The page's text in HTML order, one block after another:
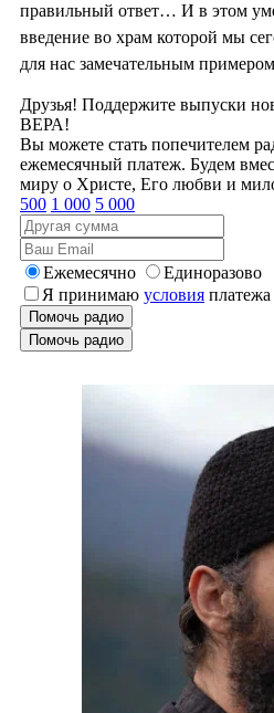
правильный ответ… И в этом
введение во храм которой мы
для нас замечательным
Друзья! Поддержите выпуски
ВЕРА!
Вы можете стать попечителем
ежемесячный платеж. Будем
миру о Христе, Его любви и
500 1 000 5 000
Ежемесячно
Единоразово
Я принимаю условия платежа
Помочь радио
Помочь радио